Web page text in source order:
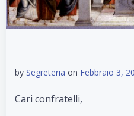
by Segreteria on Febbraio 3,
Cari confratelli,